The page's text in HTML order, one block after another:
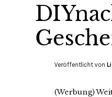
Veröffentlicht von
(Werbung)